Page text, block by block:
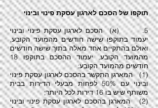
תוקפו של הסכם לארגון עסקת פינוי ובינוי
5. (א) הסכם לארגון עסקת פינוי ובינוי
יעמוד בתוקפו שישה חודשים מהמועד הקובע,
ואולם בהתקיים אחד מאלה בתוך שישה חודשים
מהמועד הקובע, יעמוד ההסכם בתוקפו 18
חודשים מהמועד הקובע:
(1) המארגן התקשר בהסכם לארגון עסקת פינוי
ובינוי עם 50% לפחות מבעלי הדירות בבית
משותף שיש בו 16 דירות לכל היותר;
(2) המארגן בהסכם לארגון עסקת פינוי ובינוי